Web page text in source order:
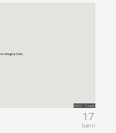
17
børn